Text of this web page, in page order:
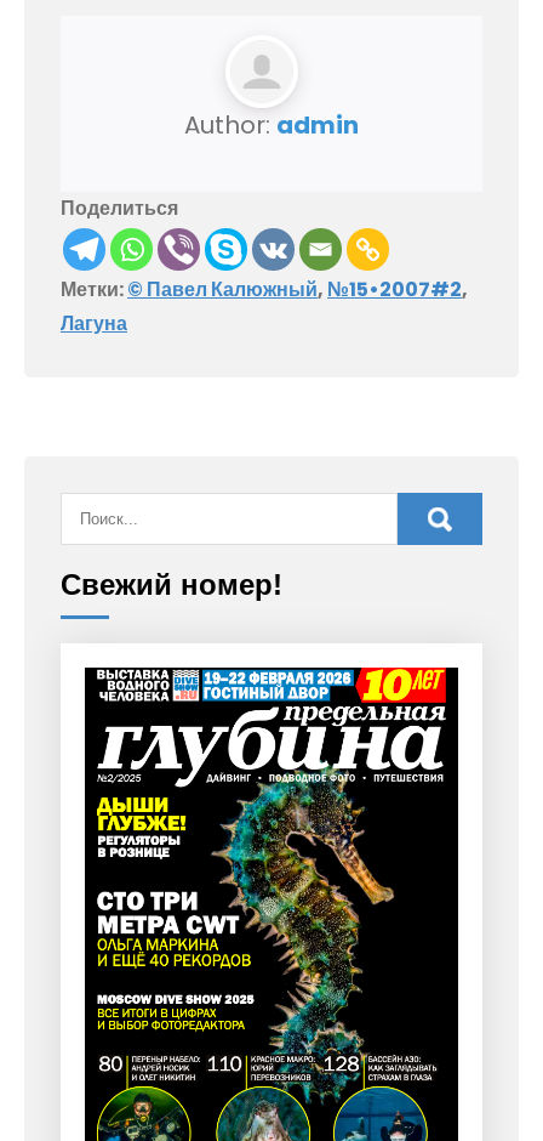
Author: admin
Поделиться
Метки:© Павел Калюжный, №15•2007#2,
Лагуна
Свежий номер!